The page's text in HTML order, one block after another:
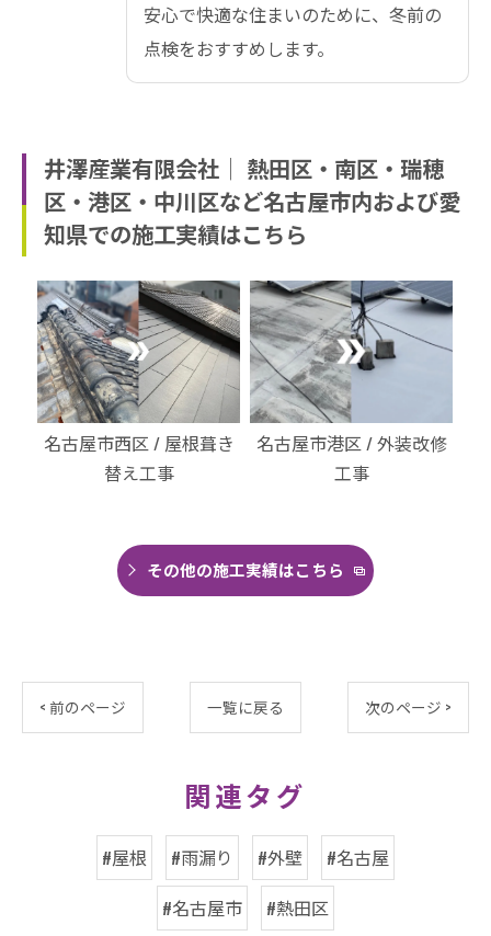
安心で快適な住まいのために、冬前の
点検をおすすめします。
井澤産業有限会社│ 熱田区・南区・瑞穂
区・港区・中川区など名古屋市内および愛
知県での施工実績はこちら
名古屋市西区 / 屋根葺き
替え工事
名古屋市港区 / 外装改修
工事
その他の施工実績はこちら
< 前のページ 一覧に戻る 次のページ >
関連タグ
#屋根 #雨漏り #外壁
#名古屋
#名古屋市
#熱田区